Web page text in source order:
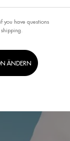
if you have questions
ÄNDERN